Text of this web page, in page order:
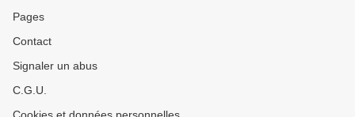
Pages
Contact
Signaler un abus
C.G.U.